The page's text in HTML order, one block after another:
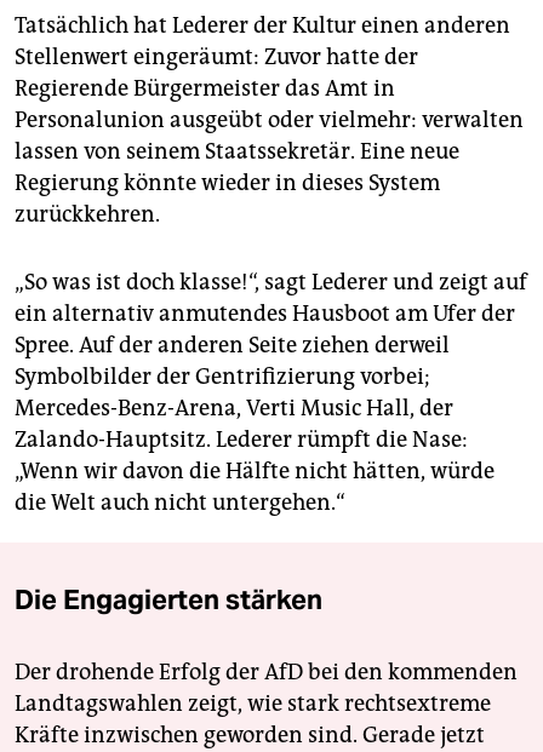
Tatsächlich hat Lederer der Kultur einen anderen
Stellenwert eingeräumt: Zuvor hatte der
Regierende Bürgermeister das Amt in
Personalunion ausgeübt oder vielmehr: verwalten
lassen von seinem Staatssekretär. Eine neue
Regierung könnte wieder in dieses System
zurückkehren.
„So was ist doch klasse!“, sagt Lederer und zeigt auf
ein alternativ anmutendes Hausboot am Ufer der
Spree. Auf der anderen Seite ziehen derweil
Symbolbilder der Gentrifizierung vorbei;
Mercedes-Benz-Arena, Verti Music Hall, der
Zalando-Hauptsitz. Lederer rümpft die Nase:
„Wenn wir davon die Hälfte nicht hätten, würde
die Welt auch nicht untergehen.“
Die Engagierten stärken
Der drohende Erfolg der AfD bei den kommenden
Landtagswahlen zeigt, wie stark rechtsextreme
Kräfte inzwischen geworden sind. Gerade jetzt